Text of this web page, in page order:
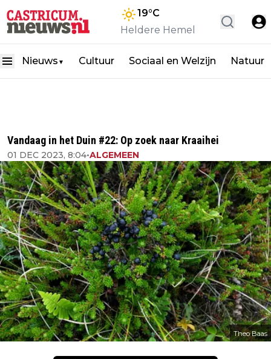
19°C
Heldere Hemel
Nieuws ▼ Cultuur Sociaal en Welzijn Natuur
Vandaag in het Duin #22: Op zoek naar Kraaihei
01 DEC 2023, 8:04•ALGEMEEN
Theo Baas